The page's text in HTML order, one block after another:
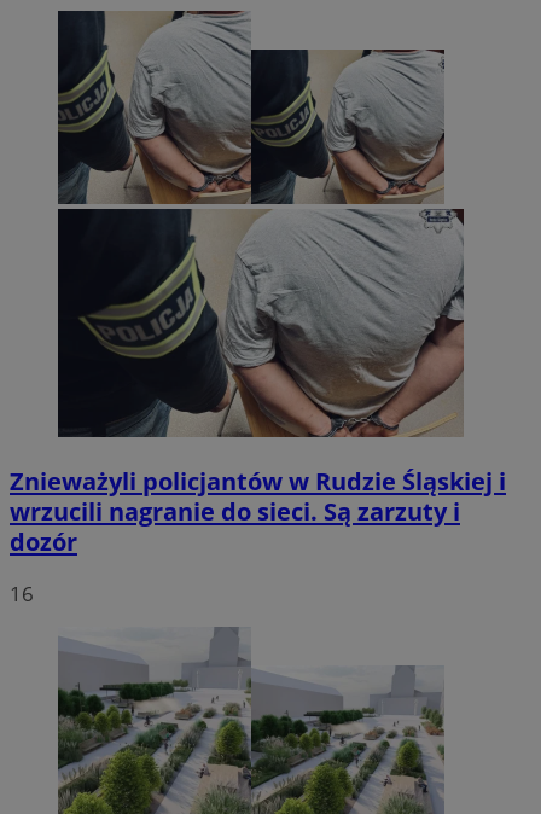
Znieważyli policjantów w Rudzie Śląskiej i
wrzucili nagranie do sieci. Są zarzuty i
dozór
16